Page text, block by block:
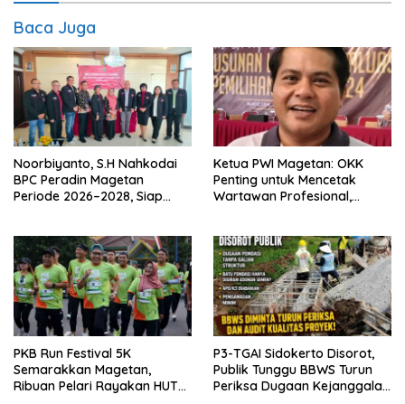
Baca Juga
Noorbiyanto, S.H Nahkodai
BPC Peradin Magetan
Periode 2026–2028, Siap
Ketua PWI Magetan: OKK
Penting untuk Mencetak
Wartawan Profesional,
PKB Run Festival 5K
Semarakkan Magetan,
Ribuan Pelari Rayakan HUT
P3-TGAI Sidokerto Disorot,
Publik Tunggu BBWS Turun
Periksa Dugaan Kejanggalan